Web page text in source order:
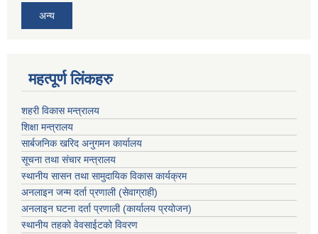
अन्य
महत्पूर्ण लिंकहरु
शहरी विकास मन्त्रालय
शिक्षा मन्त्रालय
सार्बजनिक खरिद अनुगमन कार्यालय
सूचना तथा संचार मन्त्रालय
स्थानीय सासन तथा सामुदायिक विकास कार्यक्रम
अनलाइन जन्म दर्ता प्रणाली (सेवाग्राही)
अनलाइन घटना दर्ता प्रणाली (कार्यालय प्रयोजन)
स्थानीय तहको वेवसाईटको विवरण